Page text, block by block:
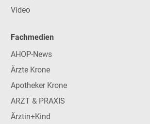
Video
Fachmedien
AHOP-News
Ärzte Krone
Apotheker Krone
ARZT & PRAXIS
Ärztin+Kind